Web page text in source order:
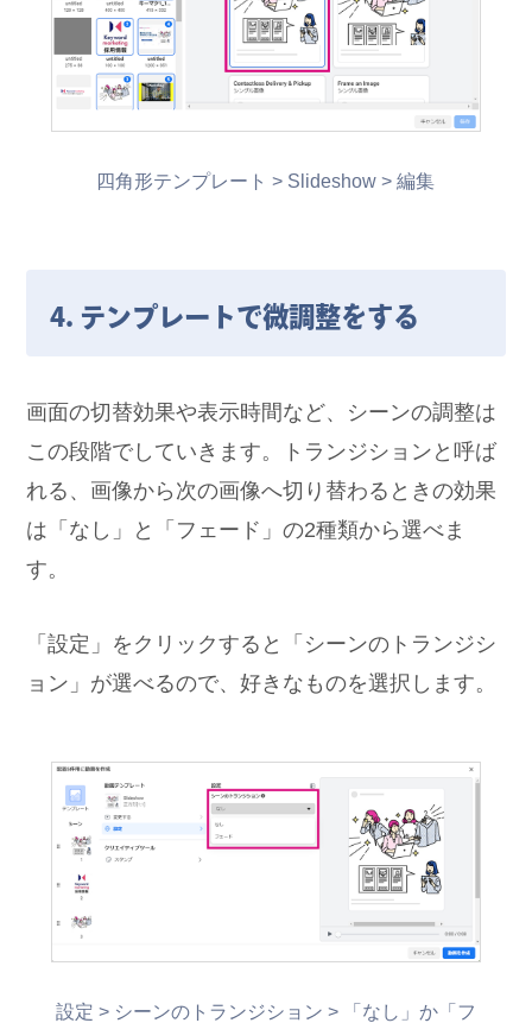
四角形テンプレート > Slideshow > 編集
4. テンプレートで微調整をする
画面の切替効果や表示時間など、シーンの調整は
この段階でしていきます。トランジションと呼ば
れる、画像から次の画像へ切り替わるときの効果
は「なし」と「フェード」の2種類から選べま
す。
「設定」をクリックすると「シーンのトランジシ
ョン」が選べるので、好きなものを選択します。
設定 > シーンのトランジション > 「なし」か「フ